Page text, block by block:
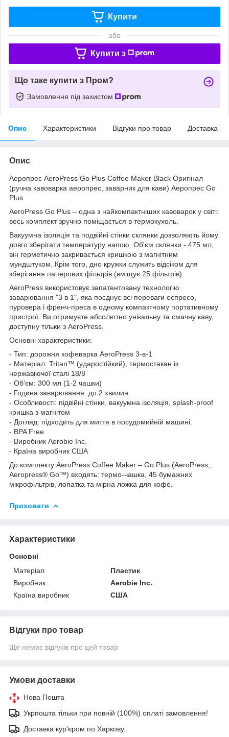
Купити
або
Купити з
Що таке купити з Пром?
Замовлення під захистом
Опис Характеристики Відгуки про товар Доставка
Опис
Аеропрес AeroPress Go Plus Coffee Maker Black Оригінал
(ручна кавоварка аеропрес, заварник для кави) Аеропрес Go
Plus
AeroPress Go Plus – одна з найкомпактніших кавоварок у світі:
весь комплект зручно поміщається в термокухоль.
Вакуумна ізоляція та подвійні стінки склянки дозволяють йому
довго зберігати температуру напою. Об'єм склянки - 475 мл,
він герметично закривається кришкою з магнітним
мундштуком. Крім того, дно кружки служить відсіком для
зберігання паперових фільтрів (вміщує 25 фільтрів).
AeroPress використовує запатентовану технологію
заварювання "3 в 1", яка поєднує всі переваги еспресо,
пуровера і френч-преса в одному компактному портативному
пристрої. Ви отримуєте абсолютно унікальну та смачну каву,
доступну тільки з AeroPress.
Основні характеристики:
- Тип: дорожня кофеварка AeroPress 3-в-1
- Матеріал: Tritan™ (ударостійкий), термостакан із
нержавіючої сталі 18/8
- Об'єм: 300 мл (1-2 чашки)
- Година заварювання: до 2 хвилин
- Особливості: підвійні стінки, вакуумна ізоляція, splash-proof
кришка з магнітом
- Догляд: підходить для миття в посудомийній машині.
- BPA Free
- Виробник Aerobie Inc.
- Країна виробник США
До комплекту AeroPress Coffee Maker – Go Plus (AeroPress,
Aeropress® Go™) входять: термо-чашка, 45 бумажних
мікрофільтрів, лопатка та мірна ложка для кофе.
Приховати
Характеристики
Основні
Матеріал
Пластик
Виробник
Aerobie Inc.
Країна виробник
США
Відгуки про товар
Ще немає відгуків про цей товар
Умови доставки
Нова Пошта
Укрпошта тільки при повній (100%) оплаті замовлення!
Доставка кур'єром по Харкову.